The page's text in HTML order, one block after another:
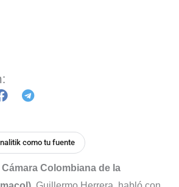
como tu fuente
Cámara Colombiana de la